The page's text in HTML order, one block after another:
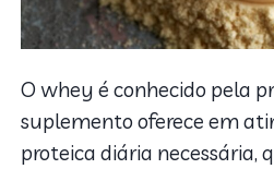
O whey é conhecido pela
suplemento oferece em
proteica diária necessária,